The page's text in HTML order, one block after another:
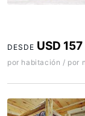
DESDE USD 157
por habitación / por